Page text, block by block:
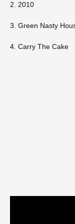
2. 2010
3. Green Nasty
4. Carry The Cake